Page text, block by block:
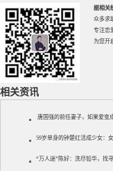
据相关
众多求
专注恋
为您开
相关资讯
唐国强的前任妻子，如果爱变
59岁单身的钟楚红活成少女：
“万人迷”陈好：洗尽铅华，找